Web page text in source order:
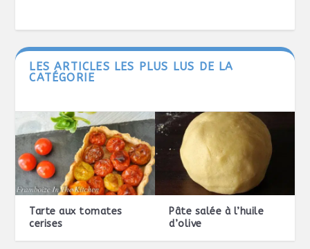
LES ARTICLES LES PLUS LUS DE LA
CATÉGORIE
Tarte aux tomates
cerises
Pâte salée à l’huile
d’olive